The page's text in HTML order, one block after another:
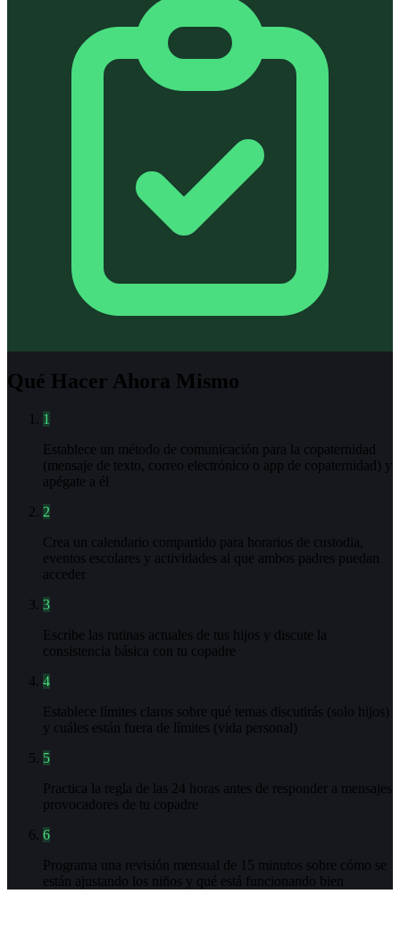
Qué Hacer Ahora Mismo
1
Establece un método de comunicación para la copaternidad
(mensaje de texto, correo electrónico o app de copaternidad) y
apégate a él
2
Crea un calendario compartido para horarios de custodia,
eventos escolares y actividades al que ambos padres puedan
acceder
3
Escribe las rutinas actuales de tus hijos y discute la
consistencia básica con tu copadre
4
Establece límites claros sobre qué temas discutirás (solo hijos)
y cuáles están fuera de límites (vida personal)
5
Practica la regla de las 24 horas antes de responder a mensajes
provocadores de tu copadre
6
Programa una revisión mensual de 15 minutos sobre cómo se
están ajustando los niños y qué está funcionando bien